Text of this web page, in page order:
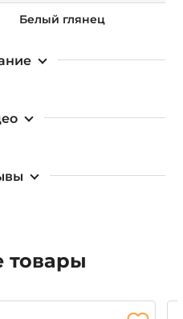
Белый глянец
товары